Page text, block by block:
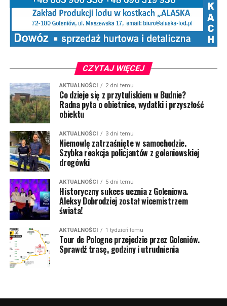
CZYTAJ WIĘCEJ
AKTUALNOŚCI 2 dni temu
Co dzieje się z przytuliskiem w Budnie?
Radna pyta o obietnice, wydatki i przyszłość
obiektu
AKTUALNOŚCI 3 dni temu
Niemowlę zatrzaśnięte w samochodzie.
Szybka reakcja policjantów z goleniowskiej
drogówki
AKTUALNOŚCI 5 dni temu
Historyczny sukces ucznia z Goleniowa.
Aleksy Dobrodziej został wicemistrzem
świata!
AKTUALNOŚCI 1 tydzień temu
Tour de Pologne przejedzie przez Goleniów.
Sprawdź trasę, godziny i utrudnienia